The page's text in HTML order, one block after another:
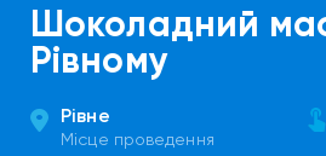
Шоколадний
Рівному
Рівне
Місце проведення